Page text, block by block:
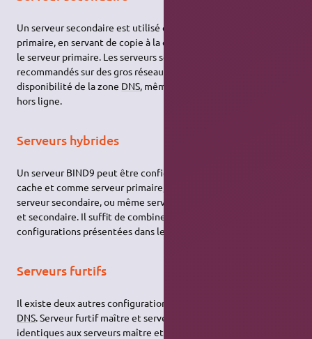
Un serveur secondaire est utilisé en complément à un serveur
primaire, en servant de copie à la ou les zones configurées sur
le serveur primaire. Les serveurs secondaires sont
recommandés sur des gros réseaux. Ceux-ci assurent la
disponibilité de la zone DNS, même si le serveur primaire est
hors ligne.
Serveurs hybrides
Un serveur BIND9 peut être configuré à la fois comme serveur
cache et comme serveur primaire, comme serveur cache et
serveur secondaire, ou même serveur cache, serveur primaire
et secondaire. Il suffit de combiner les différentes
configurations présentées dans les exemples.
Serveurs furtifs
Il existe deux autres configurations fréquentes pour un serveur
DNS. Serveur furtif maître et serveur furtif esclave. Ils sont
identiques aux serveurs maître et esclave, mais avec une